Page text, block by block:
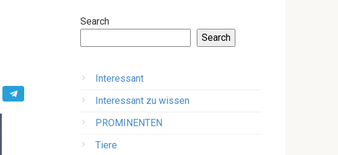
Search
Search
Interessant
Interessant zu wissen
PROMINENTEN
Tiere